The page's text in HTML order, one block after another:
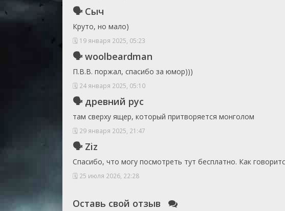
🗣 Сыч
Круто, но мало)
🗓 19 января 2025, 05:23
🗣 woolbeardman
П.В.В. поржал, спасибо за юмор)))
🗓 24 января 2025, 05:10
🗣 древний рус
там сверху ящер, который притворяется монголом
🗓 29 января 2025, 21:47
🗣 Ziz
Спасибо, что могу посмотреть тут бесплатно. Как
🗓 25 июля 2026, 22:28
Оставь свой отзыв